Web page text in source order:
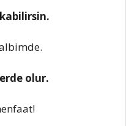
olur.